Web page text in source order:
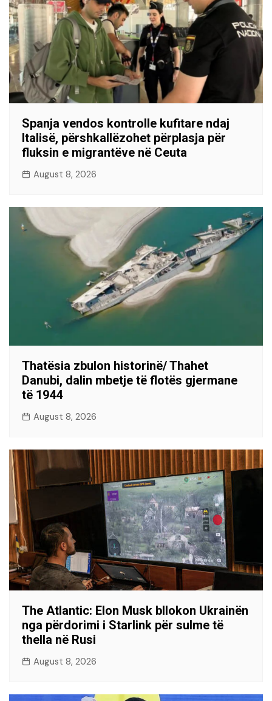
Spanja vendos kontrolle kufitare ndaj
Italisë, përshkallëzohet përplasja për
fluksin e migrantëve në Ceuta
August 8, 2026
Thatësia zbulon historinë/ Thahet
Danubi, dalin mbetje të flotës gjermane
të 1944
August 8, 2026
The Atlantic: Elon Musk bllokon Ukrainën
nga përdorimi i Starlink për sulme të
thella në Rusi
August 8, 2026